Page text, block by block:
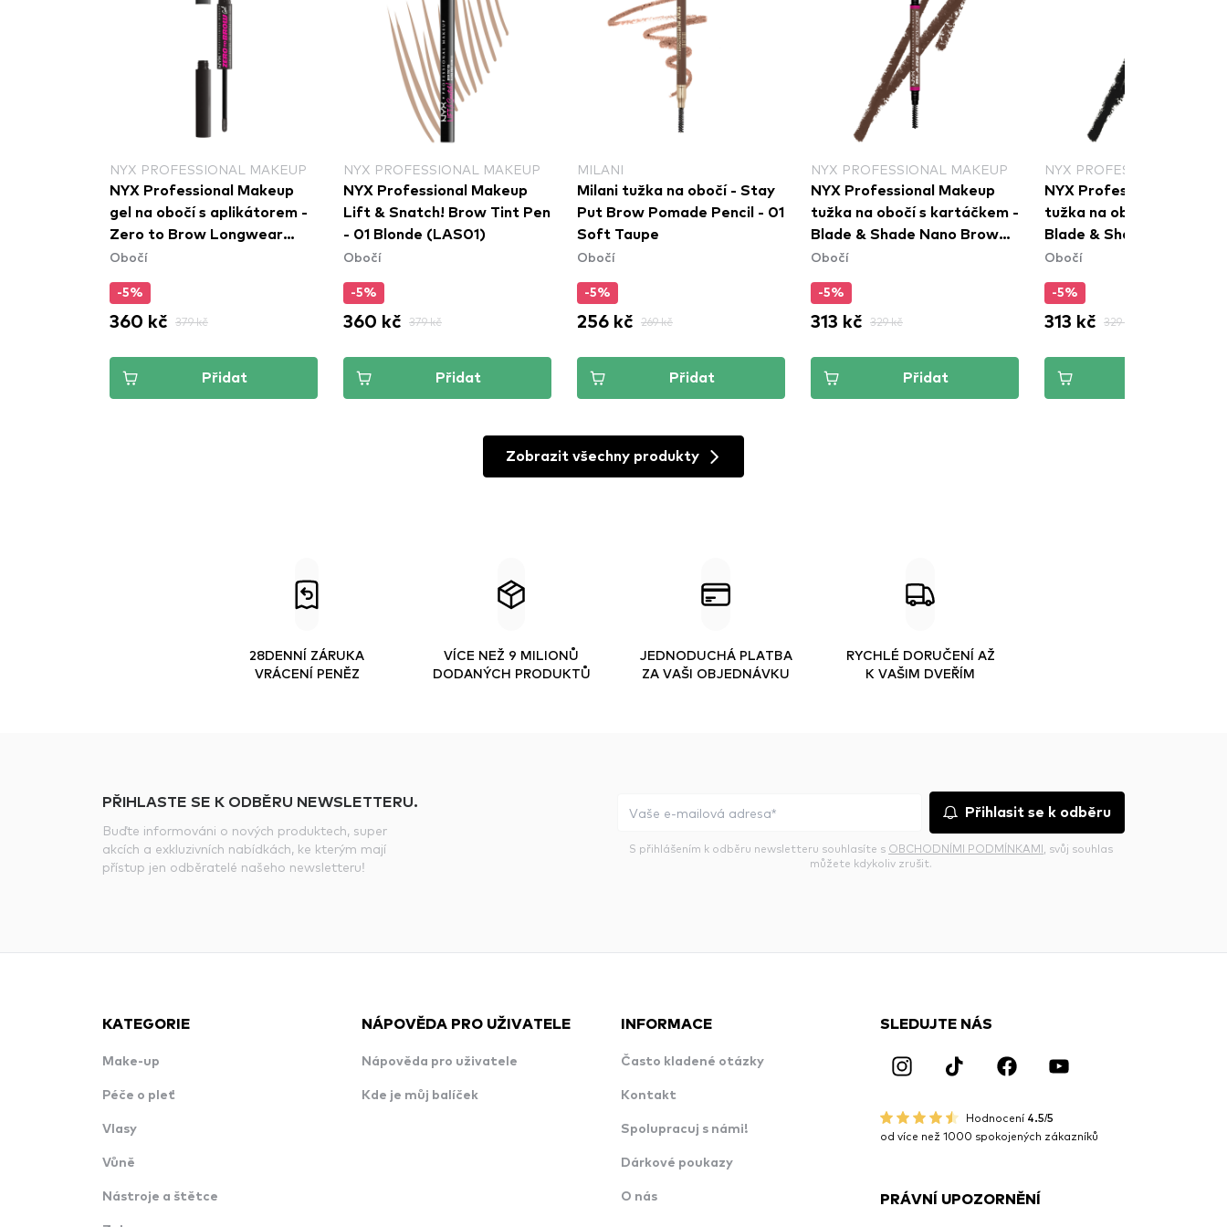
NYX PROFESSIONAL MAKEUP
NYX Professional Makeup
gel na obočí s aplikátorem -
Zero to Brow Longwear
Brow Gel - Black (ZTBG08)
Obočí
-5%
360 kč 379 kč
Přidat
NYX PROFESSIONAL MAKEUP
NYX Professional Makeup
Lift & Snatch! Brow Tint Pen
- 01 Blonde (LAS01)
Obočí
-5%
360 kč 379 kč
Přidat
MILANI
Milani tužka na obočí - Stay
Put Brow Pomade Pencil - 01
Soft Taupe
Obočí
-5%
256 kč 269 kč
Přidat
NYX PROFESSIONAL MAKEUP
NYX Professional Makeup
tužka na obočí s kartáčkem -
Blade & Shade Nano Brow
Pencil - 09 Brunette
Obočí
-5%
313 kč 329 kč
Přidat
NYX PROFESSIONAL
NYX Professional
tužka na obočí s
Blade & Shade Nano
Pencil - 12 Black
Obočí
-5%
313 kč 329 kč
Zobrazit všechny produkty
28DENNÍ ZÁRUKA
VRÁCENÍ PENĚZ
VÍCE NEŽ 9 MILIONŮ
DODANÝCH PRODUKTŮ
JEDNODUCHÁ PLATBA
ZA VAŠI OBJEDNÁVKU
RYCHLÉ DORUČENÍ AŽ
K VAŠIM DVEŘÍM
PŘIHLASTE SE K ODBĚRU NEWSLETTERU.
Buďte informováni o nových produktech, super
akcích a exkluzivních nabídkách, ke kterým mají
přístup jen odběratelé našeho newsletteru!
Přihlasit se k odběru
S přihlášením k odběru newsletteru souhlasíte s OBCHODNÍMI PODMÍNKAMI , svůj souhlas
můžete kdykoliv zrušit.
KATEGORIE
Make-up
Péče o pleť
Vlasy
Vůně
Nástroje a štětce
NÁPOVĚDA PRO UŽIVATELE
Nápověda pro uživatele
Kde je můj balíček
INFORMACE
Často kladené otázky
Kontakt
Spolupracuj s námi!
Dárkové poukazy
O nás
SLEDUJTE NÁS
Hodnocení 4.5/5
od více než 1000 spokojených zákazníků
PRÁVNÍ UPOZORNĚNÍ